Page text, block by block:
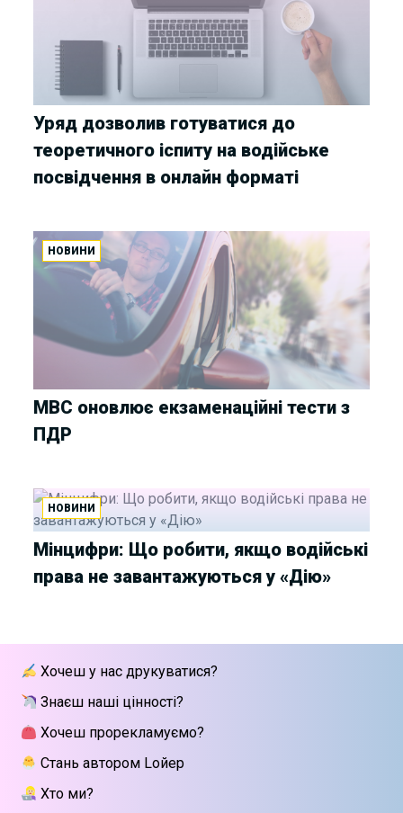
Уряд дозволив готуватися до
теоретичного іспиту на водійське
посвідчення в онлайн форматі
НОВИНИ
МВС оновлює екзаменаційні тести з
ПДР
НОВИНИ
Мінцифри: Що робити, якщо водійські
права не завантажуються у «Дію»
Хочеш у нас друкуватися?
Знаєш наші цінності?
Хочеш прорекламуємо?
Стань автором Lойер
Хто ми?